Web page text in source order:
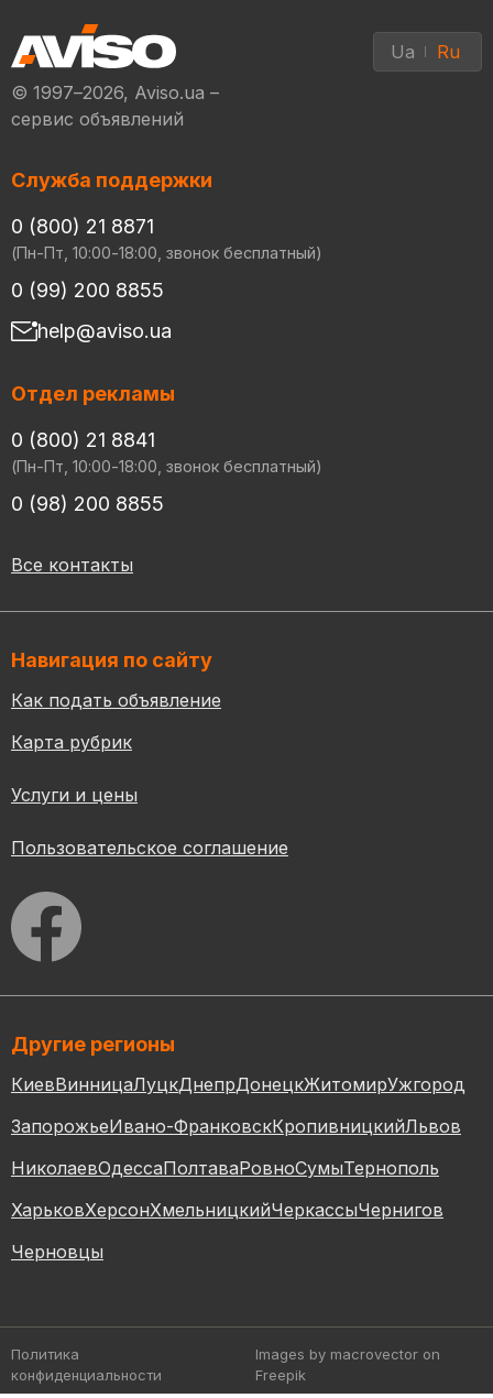
© 1997–2026, Aviso.ua –
сервис объявлений
Ua Ru
Служба поддержки
0 (800) 21 8871
(Пн-Пт, 10:00-18:00, звонок бесплатный)
0 (99) 200 8855
help@aviso.ua
Отдел рекламы
0 (800) 21 8841
(Пн-Пт, 10:00-18:00, звонок бесплатный)
0 (98) 200 8855
Все контакты
Навигация по сайту
Как подать объявление
Карта рубрик
Услуги и цены
Пользовательское соглашение
Другие регионы
КиевВинницаЛуцкДнепрДонецкЖитомирУжгород
ЗапорожьеИвано-ФранковскКропивницкийЛьвов
НиколаевОдессаПолтаваРовноСумыТернополь
ХарьковХерсонХмельницкийЧеркассыЧернигов
Черновцы
Политика
конфиденциальности
Images by macrovectoron
Freepik